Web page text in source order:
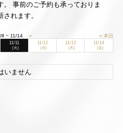
事前のご予約も承っておりま
れます。
8 ~ 11/14 » » 本日
11/11
(火)
11/12
(水)
11/13
(木)
11/14
(金)
いません